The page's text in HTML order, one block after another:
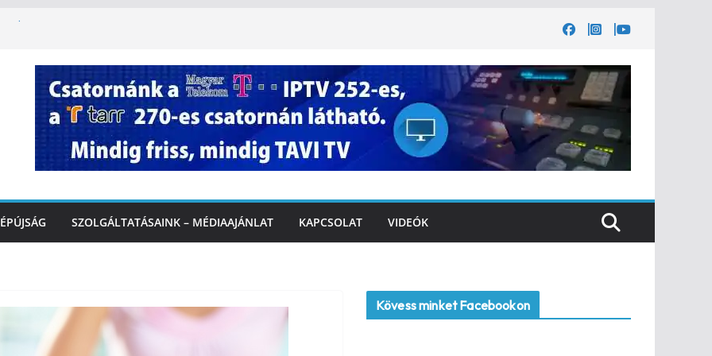
kapcsolatba kerülünk az AI-val – fontos
felfrissülés: jövő héten újra berobban
szolgáltatásnyújtás a hőségriadó alatt
Városi Gyógyfürdő és
SZOLGÁLTATÁSAINK – MÉDIAAJÁNLAT KAPCSOLAT VIDEÓK
Kövess minket Facebookon